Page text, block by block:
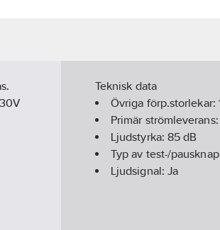
Teknisk data
Övriga förp.storlekar:
Primär strömleverans:
Ljudstyrka: 85 dB
Typ av test-/
Ljudsignal: Ja